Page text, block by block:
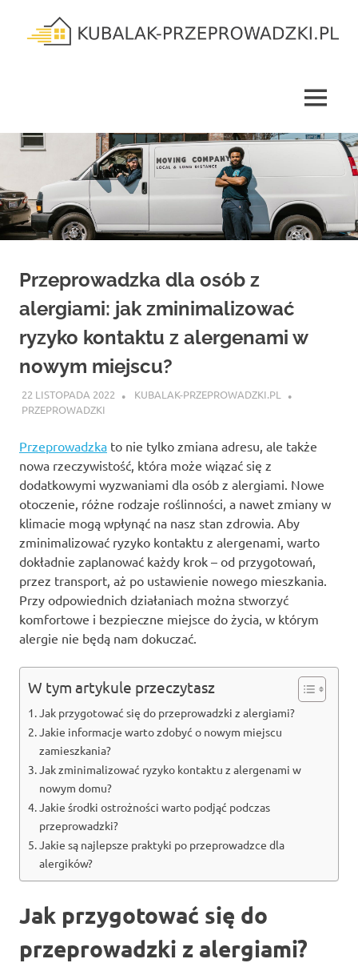
content
MENU
Przeprowadzka dla osób z
alergiami: jak zminimalizować
ryzyko kontaktu z alergenami w
nowym miejscu?
22 LISTOPADA 2022
KUBALAK-PRZEPROWADZKI.PL
PRZEPROWADZKI
Przeprowadzka to nie tylko zmiana adresu, ale także
nowa rzeczywistość, która może wiązać się z
dodatkowymi wyzwaniami dla osób z alergiami. Nowe
otoczenie, różne rodzaje roślinności, a nawet zmiany w
klimacie mogą wpłynąć na nasz stan zdrowia. Aby
zminimalizować ryzyko kontaktu z alergenami, warto
dokładnie zaplanować każdy krok – od przygotowań,
przez transport, aż po ustawienie nowego mieszkania.
Przy odpowiednich działaniach można stworzyć
komfortowe i bezpieczne miejsce do życia, w którym
alergie nie będą nam dokuczać.
W tym artykule przeczytasz
Jak przygotować się do przeprowadzki z alergiami?
Jakie informacje warto zdobyć o nowym miejscu
zamieszkania?
Jak zminimalizować ryzyko kontaktu z alergenami w
nowym domu?
Jakie środki ostrożności warto podjąć podczas
przeprowadzki?
Jakie są najlepsze praktyki po przeprowadzce dla
alergików?
Jak przygotować się do
przeprowadzki z alergiami?